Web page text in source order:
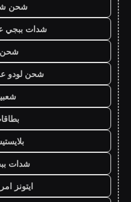
شحن
شدات ببجي
شحن
شحن لودو
شدات
ايتونز